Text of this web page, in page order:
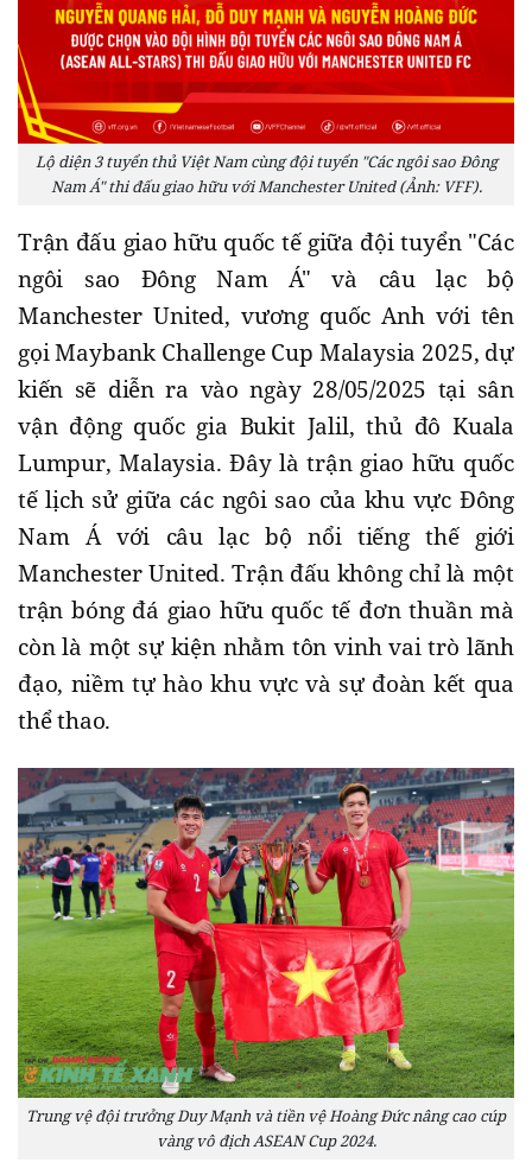
Lộ diện 3 tuyển thủ Việt Nam cùng đội tuyển "Các ngôi sao Đông
Nam Á" thi đấu giao hữu với Manchester United (Ảnh: VFF).
Trận đấu giao hữu quốc tế giữa đội tuyển "Các
ngôi sao Đông Nam Á" và câu lạc bộ
Manchester United, vương quốc Anh với tên
gọi Maybank Challenge Cup Malaysia 2025, dự
kiến sẽ diễn ra vào ngày 28/05/2025 tại sân
vận động quốc gia Bukit Jalil, thủ đô Kuala
Lumpur, Malaysia. Đây là trận giao hữu quốc
tế lịch sử giữa các ngôi sao của khu vực Đông
Nam Á với câu lạc bộ nổi tiếng thế giới
Manchester United. Trận đấu không chỉ là một
trận bóng đá giao hữu quốc tế đơn thuần mà
còn là một sự kiện nhằm tôn vinh vai trò lãnh
đạo, niềm tự hào khu vực và sự đoàn kết qua
thể thao.
Trung vệ đội trưởng Duy Mạnh và tiền vệ Hoàng Đức nâng cao cúp
vàng vô địch ASEAN Cup 2024.